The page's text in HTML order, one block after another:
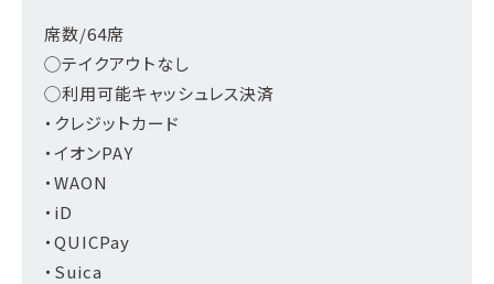
席数/64席
◯テイクアウトなし
◯利用可能キャッシュレス決済
・クレジットカード
・イオンPAY
・WAON
・iD
・QUICPay
・Suica